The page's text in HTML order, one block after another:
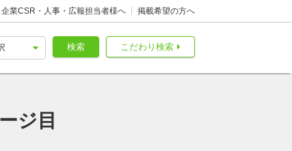
企業CSR・人事・広報担当者様へ 掲載希望の方へ
こだわり検索
検索
ジ目